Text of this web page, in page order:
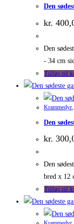
Den
kr.
Den
- 34 cm
Tilføj til
Krammedyr,
Den
kr.
Den
bred x 12
Tilføj til